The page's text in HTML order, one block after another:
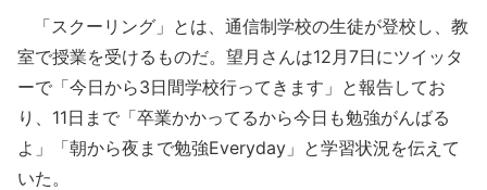
「スクーリング」とは、通信制学校の生徒が登校し、教
室で授業を受けるものだ。望月さんは12月7日にツイッタ
ーで「今日から3日間学校行ってきます」と報告してお
り、11日まで「卒業かかってるから今日も勉強がんばる
よ」「朝から夜まで勉強Everyday」と学習状況を伝えて
いた。